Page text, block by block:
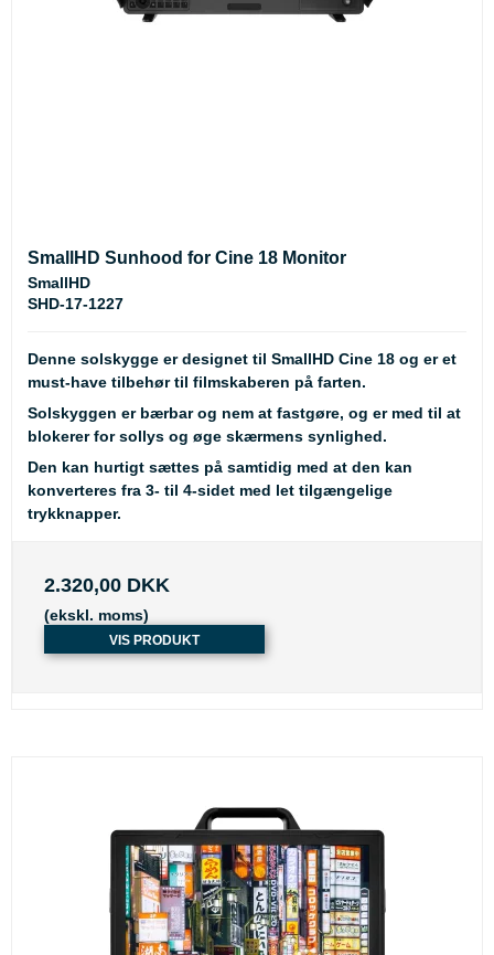
SmallHD Sunhood for Cine 18 Monitor
SmallHD
SHD-17-1227
Denne solskygge er designet til SmallHD Cine 18 og er et
must-have tilbehør til filmskaberen på farten.
Solskyggen er bærbar og nem at fastgøre, og er med til at
blokerer for sollys og øge skærmens synlighed.
Den kan hurtigt sættes på samtidig med at den kan
konverteres fra 3- til 4-sidet med let tilgængelige
trykknapper.
2.320,00 DKK
(ekskl. moms)
VIS PRODUKT